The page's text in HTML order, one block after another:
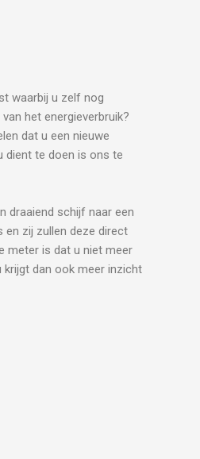
waarbij u zelf nog
het energieverbruik?
dat u een nieuwe
dient te doen is ons te
draaiend schijf naar een
zij zullen deze direct
meter is dat u niet meer
dan ook meer inzicht